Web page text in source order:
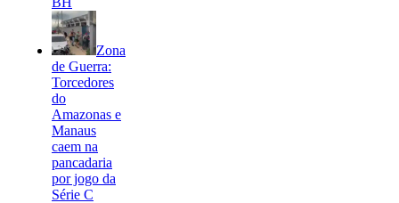
Zona
de Guerra:
Torcedores
do
Amazonas e
Manaus
caem na
pancadaria
por jogo da
Série C